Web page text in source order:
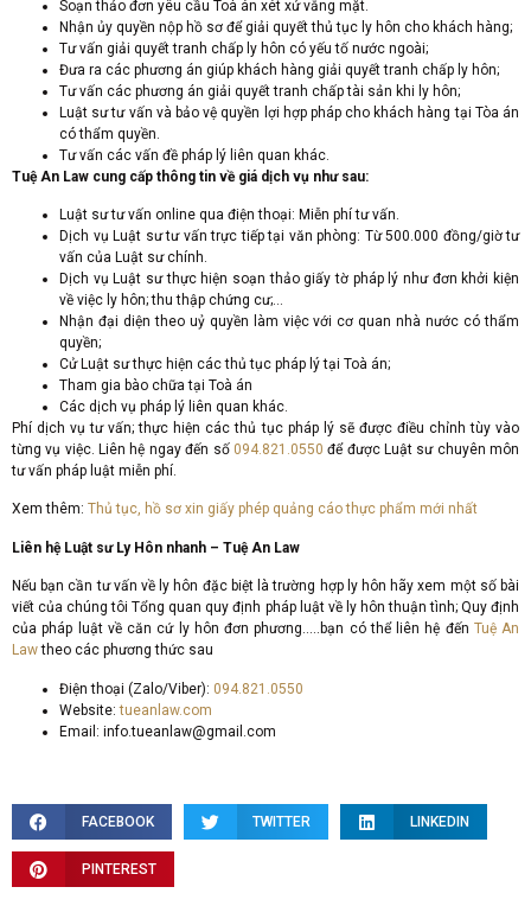
Soạn thảo đơn yêu cầu Toà án xét xử vắng mặt.
Nhận ủy quyền nộp hồ sơ để giải quyết thủ tục ly hôn cho khách hàng;
Tư vấn giải quyết tranh chấp ly hôn có yếu tố nước ngoài;
Đưa ra các phương án giúp khách hàng giải quyết tranh chấp ly hôn;
Tư vấn các phương án giải quyết tranh chấp tài sản khi ly hôn;
Luật sư tư vấn và bảo vệ quyền lợi hợp pháp cho khách hàng tại Tòa án
có thẩm quyền.
Tư vấn các vấn đề pháp lý liên quan khác.
Tuệ An Law cung cấp thông tin về giá dịch vụ như sau:
Luật sư tư vấn online qua điện thoại: Miễn phí tư vấn.
Dịch vụ Luật sư tư vấn trực tiếp tại văn phòng: Từ 500.000 đồng/giờ tư
vấn của Luật sư chính.
Dịch vụ Luật sư thực hiện soạn thảo giấy tờ pháp lý như đơn khởi kiện
về việc ly hôn; thu thập chứng cư;…
Nhận đại diện theo uỷ quyền làm việc với cơ quan nhà nước có thẩm
quyền;
Cử Luật sư thực hiện các thủ tục pháp lý tại Toà án;
Tham gia bào chữa tại Toà án
Các dịch vụ pháp lý liên quan khác.
Phí dịch vụ tư vấn; thực hiện các thủ tục pháp lý sẽ được điều chỉnh tùy vào
từng vụ việc. Liên hệ ngay đến số 094.821.0550 để được Luật sư chuyên môn
tư vấn pháp luật miễn phí.
Xem thêm: Thủ tục, hồ sơ xin giấy phép quảng cáo thực phẩm mới nhất
Liên hệ Luật sư Ly Hôn nhanh – Tuệ An Law
Nếu bạn cần tư vấn về ly hôn đặc biệt là trường hợp ly hôn hãy xem một số bài
viết của chúng tôi Tổng quan quy định pháp luật về ly hôn thuận tình; Quy định
của pháp luật về căn cứ ly hôn đơn phương…..bạn có thể liên hệ đến Tuệ An
Lawtheo các phương thức sau
Điện thoại (Zalo/Viber): 094.821.0550
Website: tueanlaw.com
Email: info.tueanlaw@gmail.com
FACEBOOK TWITTER LINKEDIN
PINTEREST